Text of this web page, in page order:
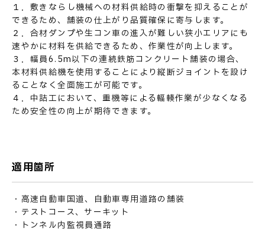
１．敷きならし機械への材料供給時の衝撃を抑えることが
できるため、舗装の仕上がり品質確保に寄与します。
２．合材ダンプや生コン車の進入が難しい狭小エリアにも
速やかに材料を供給できるため、作業性が向上します。
３．幅員6.5m以下の連続鉄筋コンクリート舗装の場合、
本材料供給機を使用することにより縦断ジョイントを設け
ることなく全面施工が可能です。
４．中詰工において、重機等による輻輳作業が少なくなる
ため安全性の向上が期待できます。
適用箇所
・高速自動車国道、自動車専用道路の舗装
・テストコース、サーキット
・トンネル内監視員通路